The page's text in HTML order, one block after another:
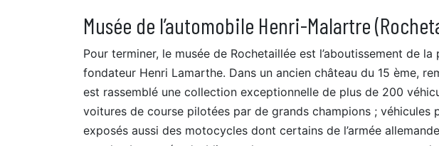
Musée de l’automobile Henri-Malartre
Pour terminer, le musée de Rochetaillée est l’aboutissement de
fondateur Henri Lamarthe. Dans un ancien château du 15 ème,
est rassemblé une collection exceptionnelle de plus de 200
voitures de course pilotées par de grands champions ;
exposés aussi des motocycles dont certains de l’armée